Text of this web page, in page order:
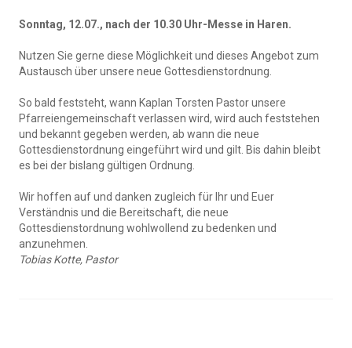
Sonntag, 12.07., nach der 10.30 Uhr-Messe in Haren.
Nutzen Sie gerne diese Möglichkeit und dieses Angebot zum
Austausch über unsere neue Gottesdienstordnung.
So bald feststeht, wann Kaplan Torsten Pastor unsere
Pfarreiengemeinschaft verlassen wird, wird auch feststehen
und bekannt gegeben werden, ab wann die neue
Gottesdienstordnung eingeführt wird und gilt. Bis dahin bleibt
es bei der bislang gültigen Ordnung.
Wir hoffen auf und danken zugleich für Ihr und Euer
Verständnis und die Bereitschaft, die neue
Gottesdienstordnung wohlwollend zu bedenken und
anzunehmen.
Tobias Kotte, Pastor